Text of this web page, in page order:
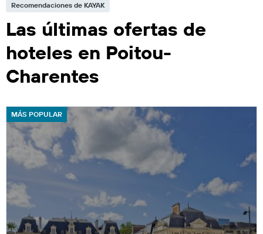
Recomendaciones de KAYAK
Las últimas ofertas de
hoteles en Poitou-
Charentes
MÁS POPULAR